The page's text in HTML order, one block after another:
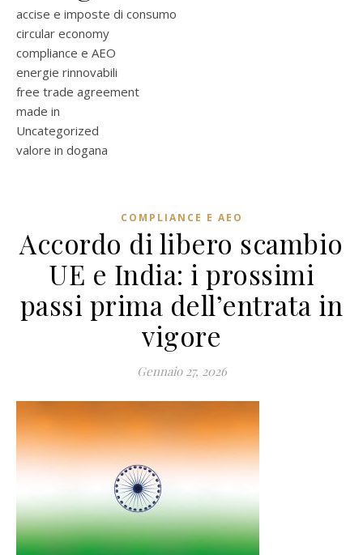
accise e imposte di consumo
circular economy
compliance e AEO
energie rinnovabili
free trade agreement
made in
Uncategorized
valore in dogana
COMPLIANCE E AEO
Accordo di libero scambio
UE e India: i prossimi
passi prima dell’entrata in
vigore
Gennaio 27, 2026